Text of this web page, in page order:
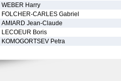
WEBER Harry
FOLCHER-CARLES Gabriel
AMIARD Jean-Claude
LECOEUR Boris
KOMOGORTSEV Petra